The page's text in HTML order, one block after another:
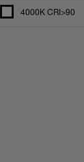
4000K CRI>90